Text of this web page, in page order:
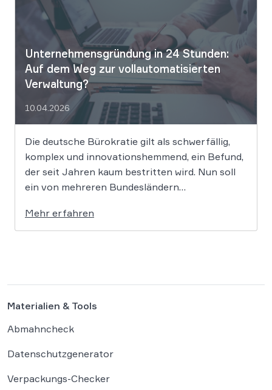
Vorurteile stellen Unternehmen vor massive
Haftungsrisiken nach dem Allgemeinen
Gleichbehandlungsgesetz. Die fortschreitende
Digitalisierung […]
Unternehmensgründung in 24 Stunden:
Auf dem Weg zur vollautomatisierten
Verwaltung?
10.04.2026
Die deutsche Bürokratie gilt als schwerfällig,
komplex und innovationshemmend, ein Befund,
der seit Jahren kaum bestritten wird. Nun soll
ein von mehreren Bundesländern
schaffen. Der Ansatz ist ambitioniert:
Unternehmensgründungen sollen künftig
Mehr erfahren
Materialien & Tools
Abmahncheck
Datenschutzgenerator
Verpackungs-Checker